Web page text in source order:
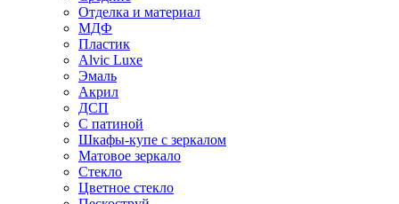
Отделка и материал
МДФ
Пластик
Alvic Luxe
Эмаль
Акрил
ДСП
С патиной
Шкафы-купе с зеркалом
Матовое зеркало
Стекло
Цветное стекло